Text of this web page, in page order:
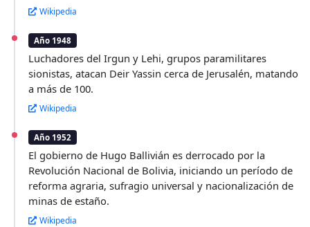
Wikipedia
Año 1948
Luchadores del Irgun y Lehi, grupos paramilitares
sionistas, atacan Deir Yassin cerca de Jerusalén, matando
a más de 100.
Wikipedia
Año 1952
El gobierno de Hugo Ballivián es derrocado por la
Revolución Nacional de Bolivia, iniciando un período de
reforma agraria, sufragio universal y nacionalización de
minas de estaño.
Wikipedia